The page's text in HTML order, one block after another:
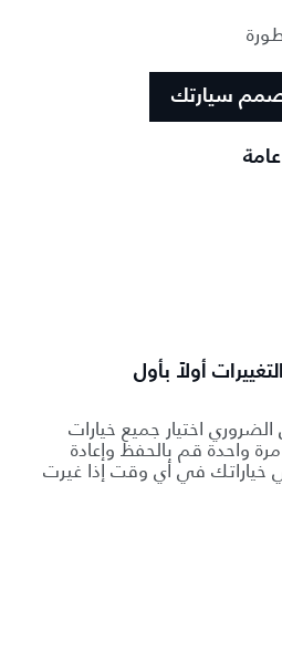
سيارتك
أولاً بأول
اختيار جميع خيارات
واحدة قم بالحفظ وإعادة
خياراتك في أي وقت إذا غيرت